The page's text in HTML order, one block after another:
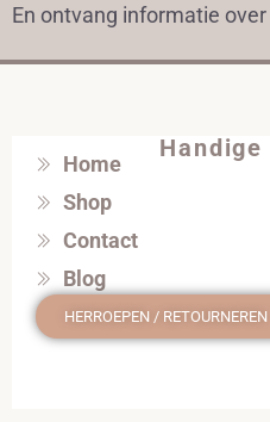
En ontvang informatie
Home
Shop
Contact
Blog
HERROEPEN / RETOURNEREN